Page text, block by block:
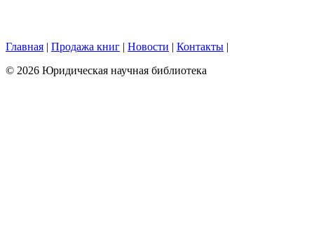
Главная | Продажа книг | Новости | Контакты |
© 2026 Юридическая научная библиотека